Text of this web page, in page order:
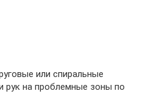
или спиральные
рук на проблемные зоны по